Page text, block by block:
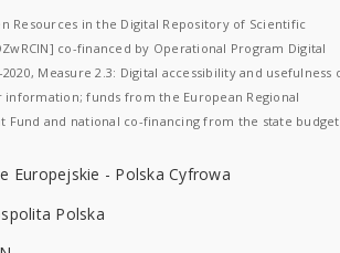
Resources in the Digital Repository of Scientific
co-financed by Operational Program Digital
2020, Measure 2.3: Digital accessibility and usefulness
information; funds from the European Regional
Fund and national co-financing from the state